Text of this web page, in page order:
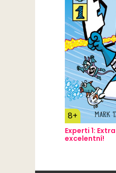
8+
Experti 1: Extra
excelentní!